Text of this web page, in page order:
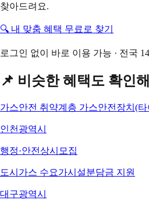
찾아드려요.
🔍 내 맞춤 혜택 무료로 찾기
로그인 없이 바로 이용 가능 · 전국
📌 비슷한 혜택도 확인
가스안전 취약계층 가스안전장치(
인천광역시
행정·안전상시모집
도시가스 수요가시설분담금 지원
대구광역시